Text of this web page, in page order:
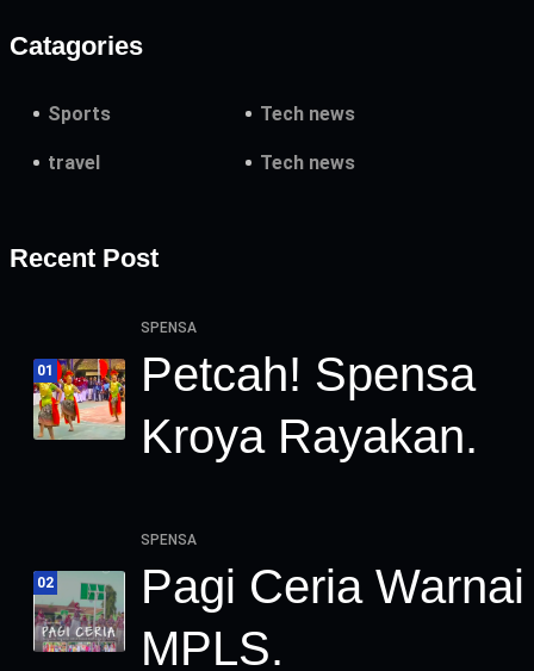
Catagories
Sports Tech news
travel Tech news
Recent Post
01
SPENSA
Petcah! Spensa
Kroya Rayakan.
02
SPENSA
Pagi Ceria Warnai
MPLS.